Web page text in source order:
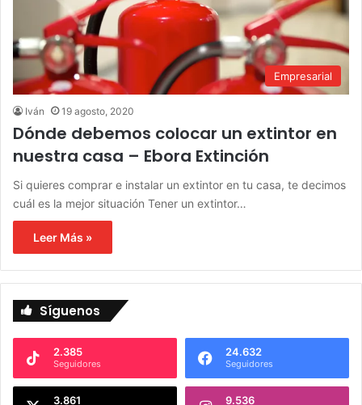
Empresarial
Iván 19 agosto, 2020
Dónde debemos colocar un extintor en
nuestra casa – Ebora Extinción
Si quieres comprar e instalar un extintor en tu casa, te decimos
cuál es la mejor situación Tener un extintor…
Leer Más »
Síguenos
2.385
Seguidores
24.632
Seguidores
3.861 9.536